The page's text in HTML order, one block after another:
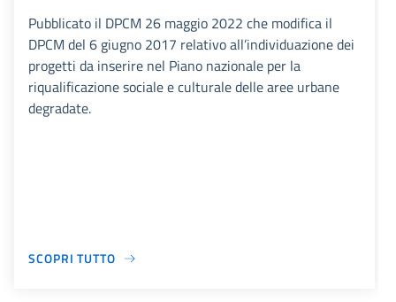
Pubblicato il DPCM 26 maggio 2022 che modifica il
DPCM del 6 giugno 2017 relativo all’individuazione dei
progetti da inserire nel Piano nazionale per la
riqualificazione sociale e culturale delle aree urbane
degradate.
SCOPRI TUTTO